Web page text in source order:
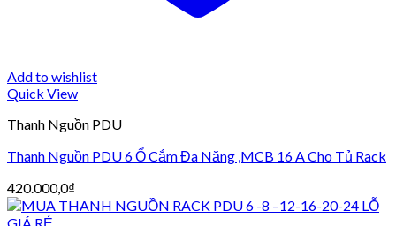
Add to wishlist
Quick View
Thanh Nguồn PDU
Thanh Nguồn PDU 6 Ổ Cắm Đa Năng ,MCB 16 A Cho Tủ Rack
420.000,0₫